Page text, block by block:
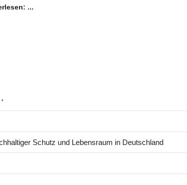
...
Schutz und Lebensraum in Deutschland